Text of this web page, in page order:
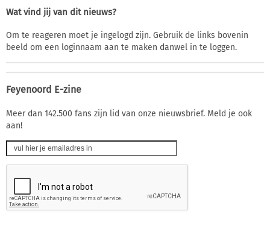
Wat vind jij van dit nieuws?
Om te reageren moet je ingelogd zijn. Gebruik de links bovenin
beeld om een loginnaam aan te maken danwel in te loggen.
Feyenoord E-zine
Meer dan 142.500 fans zijn lid van onze nieuwsbrief. Meld je ook
aan!